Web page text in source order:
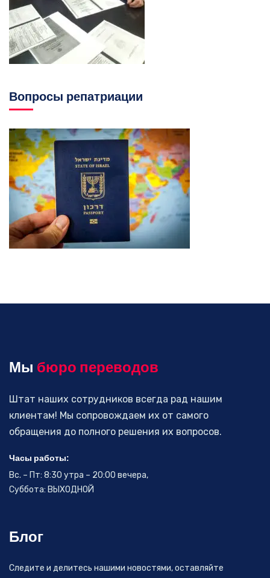
Вопросы репатриации
Мы бюро переводов
Штат наших сотрудников всегда рад нашим
клиентам! Мы сопровождаем их от самого
обращения до полного решения их вопросов.
Часы работы:
Вс. – Пт: 8:30 утра – 20:00 вечера,
Суббота: ВЫХОДНОЙ
Блог
Следите и делитесь нашими новостями, оставляйте